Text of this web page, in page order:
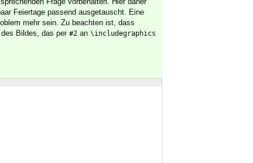
Feiertage passend ausgetauscht. Eine
mehr sein. Zu beachten ist, dass
Bildes, das per #2 an \includegraphics